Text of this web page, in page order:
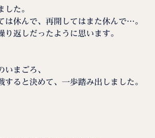
した。
は休んで、再開してはまた休んで…。
り返しだったように思います。
いまごろ、
すると決めて、一歩踏み出しました。